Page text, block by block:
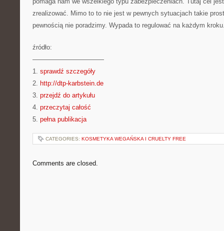
zrealizować. Mimo to to nie jest w pewnych sytuacjach takie
pewnością nie poradzimy. Wypada to regulować na każdym
źródło:
———————————
1. sprawdź szczegóły
2. http://dtp-karbstein.de
3. przejdź do artykułu
4. przeczytaj całość
5. pełna publikacja
CATEGORIES: KOSMETYKA WEGAŃSKA I CRUELTY FREE
Comments are closed.